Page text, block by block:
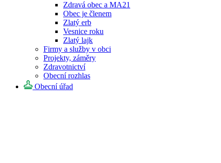
Zdravá obec a MA21
Obec je členem
Zlatý erb
Vesnice roku
Zlatý lajk
Firmy a služby v obci
Projekty, záměry
Zdravotnictví
Obecní rozhlas
Obecní úřad